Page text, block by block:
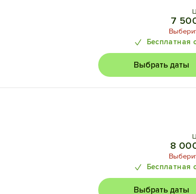
7
Бесплатная
Выбрать даты
8
Бесплатная
Выбрать даты